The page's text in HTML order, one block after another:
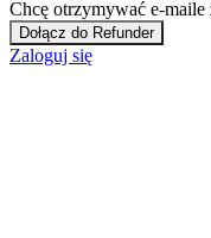
Chcę otrzymywać e-
Dołącz do Refunder
Zaloguj się